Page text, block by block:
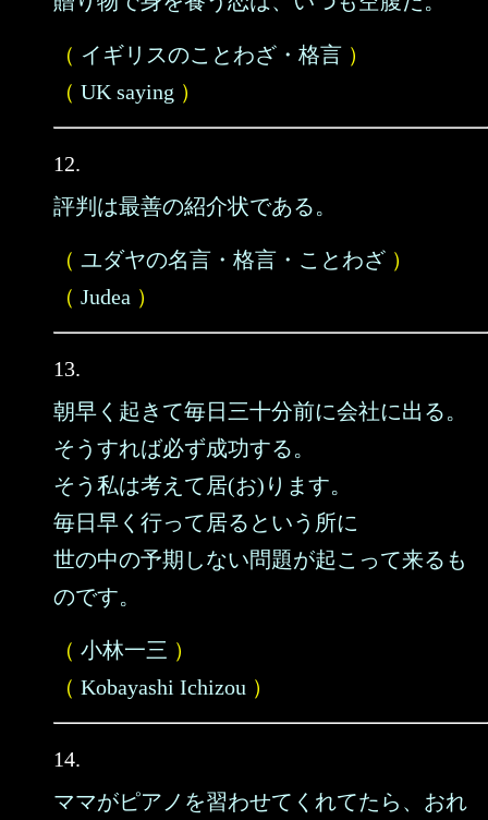
（ イギリスのことわざ・格言 ）
（ UK saying ）
12.
評判は最善の紹介状である。
（ ユダヤの名言・格言・ことわざ ）
（ Judea ）
13.
朝早く起きて毎日三十分前に会社に出る。
そうすれば必ず成功する。
そう私は考えて居(お)ります。
毎日早く行って居るという所に
世の中の予期しない問題が起こって来るも
のです。
（ 小林一三 ）
（ Kobayashi Ichizou ）
14.
ママがピアノを習わせてくれてたら、おれ